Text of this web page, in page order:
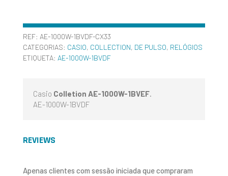
REF: AE-1000W-1BVDF-CX33
CATEGORIAS: CASIO, COLLECTION, DE PULSO, RELÓGIOS
ETIQUETA: AE-1000W-1BVDF
Casio Colletion AE-1000W-1BVEF.
AE-1000W-1BVDF
REVIEWS
Apenas clientes com sessão iniciada que compraram